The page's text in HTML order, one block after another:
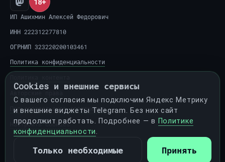
Cookies и внешние сервисы
С вашего согласия мы подключим Яндекс Метрику
и внешние виджеты Telegram. Без них сайт
продолжит работать. Подробнее — в Политике
конфиденциальности.
Только необходимые Принять
ИП Ашихмин Алексей Федорович
ИНН 222312277810
ОГРНИП 323220200103461
Политика конфиденциальности
Пользовательское соглашение
Настроить cookies